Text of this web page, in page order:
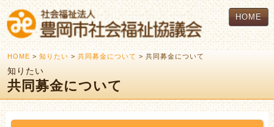
HOME
HOME > 知りたい > 共同募金について > 共同募金について
知りたい
共同募金について